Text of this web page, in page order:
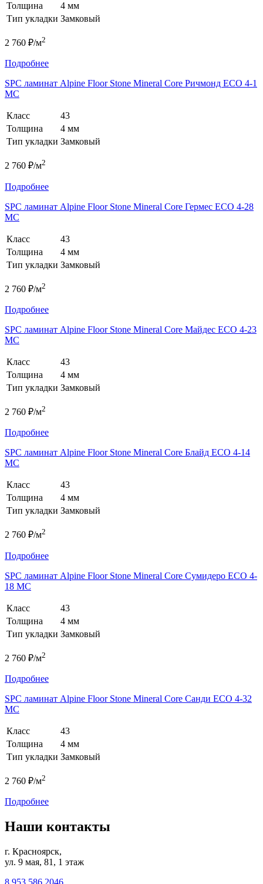
Толщина
4 мм
Тип укладки Замковый
2 760 ₽/м2
Подробнее
SPC ламинат Alpine Floor Stone Mineral Core Ричмонд ЕСО 4-1
MC
Класс
43
Толщина
4 мм
Тип укладки Замковый
2 760 ₽/м2
Подробнее
SPC ламинат Alpine Floor Stone Mineral Core Гермес ЕСО 4-28
MC
Класс
43
Толщина
4 мм
Тип укладки Замковый
2 760 ₽/м2
Подробнее
SPC ламинат Alpine Floor Stone Mineral Core Майдес ЕСО 4-23
MC
Класс
43
Толщина
4 мм
Тип укладки Замковый
2 760 ₽/м2
Подробнее
SPC ламинат Alpine Floor Stone Mineral Core Блайд ЕСО 4-14
MC
Класс
43
Толщина
4 мм
Тип укладки Замковый
2 760 ₽/м2
Подробнее
SPC ламинат Alpine Floor Stone Mineral Core Сумидеро ЕСО 4-
18 MC
Класс
43
Толщина
4 мм
Тип укладки Замковый
2 760 ₽/м2
Подробнее
SPC ламинат Alpine Floor Stone Mineral Core Санди ЕСО 4-32
MC
Класс
43
Толщина
4 мм
Тип укладки Замковый
2 760 ₽/м2
Подробнее
Наши контакты
г. Красноярск,
ул. 9 мая, 81, 1 этаж